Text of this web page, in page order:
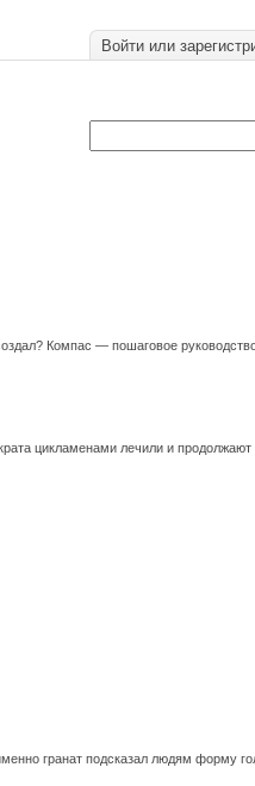
Войти или
Компас — пошаговое
цикламенами лечили и продолжают
гранат подсказал людям форму